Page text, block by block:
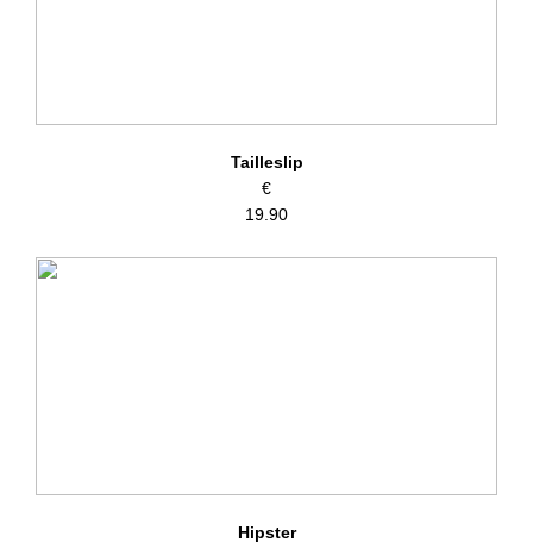
Tailleslip
€
19.90
Hipster